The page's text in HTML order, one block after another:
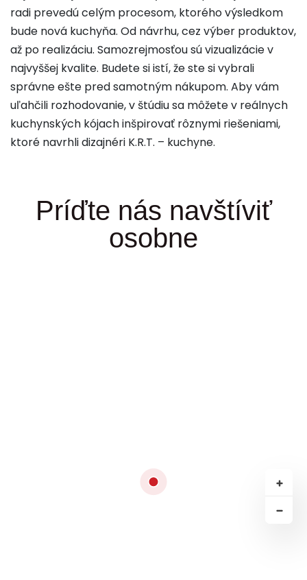
radi prevedú celým procesom, ktorého výsledkom
bude nová kuchyňa. Od návrhu, cez výber produktov,
až po realizáciu. Samozrejmosťou sú vizualizácie v
najvyššej kvalite. Budete si istí, že ste si vybrali
správne ešte pred samotným nákupom. Aby vám
uľahčili rozhodovanie, v štúdiu sa môžete v reálnych
kuchynských kójach inšpirovať rôznymi riešeniami,
ktoré navrhli dizajnéri K.R.T. – kuchyne.
Príďte nás navštíviť
osobne